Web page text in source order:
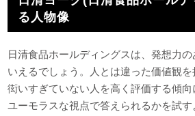
る人物像
日清食品ホールディングスは、発想力
いえるでしょう。人とは違った価値観
衒いすぎていない人を高く評価する傾
ユーモラスな視点で答えられるかを試